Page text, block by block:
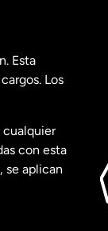
Esta
Los
cualquier
con esta
se aplican